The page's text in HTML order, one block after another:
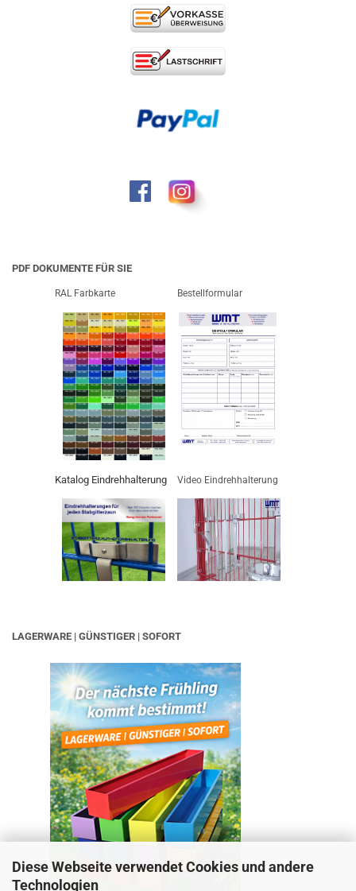
Diese Webseite verwendet Cookies und andere
Technologien
PDF DOKUMENTE FÜR SIE
RAL Farbkarte Bestellformular
Katalog Eindrehhalterung Video Eindrehhalterung
LAGERWARE | GÜNSTIGER | SOFORT